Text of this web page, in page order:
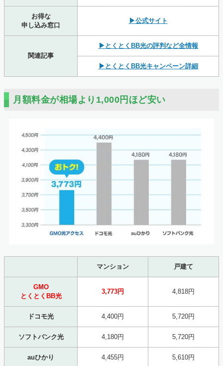
お得な
申し込み窓口
▶公式サイト
関連記事
▶とくとくBB光の評判など全情報
▶とくとくBB光キャンペーン詳細
月額料金が相場より1,000円ほど安い
マンション 戸建て
GMO
とくとくBB光
3,773円 4,818円
ドコモ光 4,400円 5,720円
ソフトバンク光 4,180円 5,720円
auひかり 4,455円 5,610円